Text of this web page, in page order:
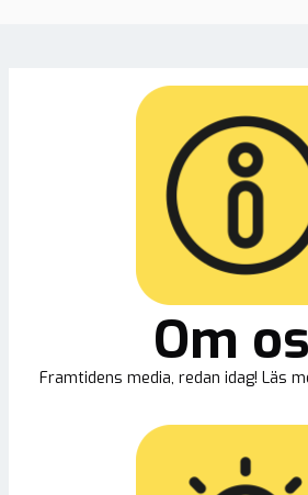
Om
Framtidens media, redan idag! Läs